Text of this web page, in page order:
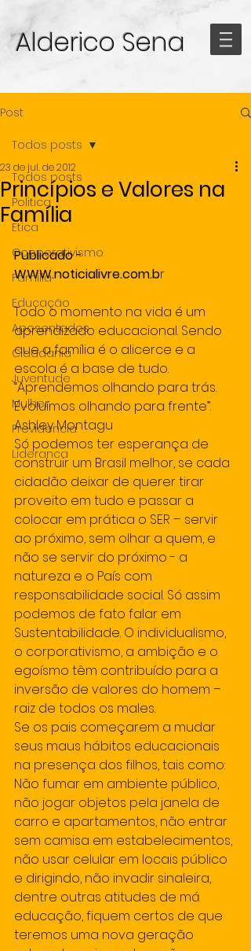
Alderico Sena
Post
Todos posts
Politica
Etica
Cooperativismo
Familia
Educação
Aposentados
Cidadania
Juventude
Mulher
Previdencia
Lideranca
Todos posts
Princípios e Valores na
Família
23 de jul. de 2012
Publicado -
WWW.noticialivre.com.br
Todo o momento na vida é um
aprendizado educacional. Sendo
que a família é o alicerce e a
escola é a base de tudo.
“Aprendemos olhando para trás.
Evoluímos olhando para frente”.
Ashley Montagu
Só podemos ter esperança de
construir um Brasil melhor, se cada
cidadão deixar de querer tirar
proveito em tudo e passar a
colocar em prática o SER – servir
ao próximo, sem olhar a quem, e
não se servir do próximo - a
natureza e o País com
responsabilidade social. Só assim
podemos de fato falar em
Sustentabilidade. O individualismo,
o corporativismo, a ambição e o
egoísmo têm contribuído para a
inversão de valores do homem –
raiz de todos os males.
Se os pais começarem a mudar
seus maus hábitos educacionais
na presença dos filhos, tais como:
Não fumar em ambiente público,
não jogar objetos pela janela de
carro e apartamentos, não entrar
sem camisa em estabelecimentos,
não usar celular em locais público
e dirigindo, não invadir sinaleira,
dentre outras atitudes de má
educação, fiquem certos de que
teremos uma nova geração